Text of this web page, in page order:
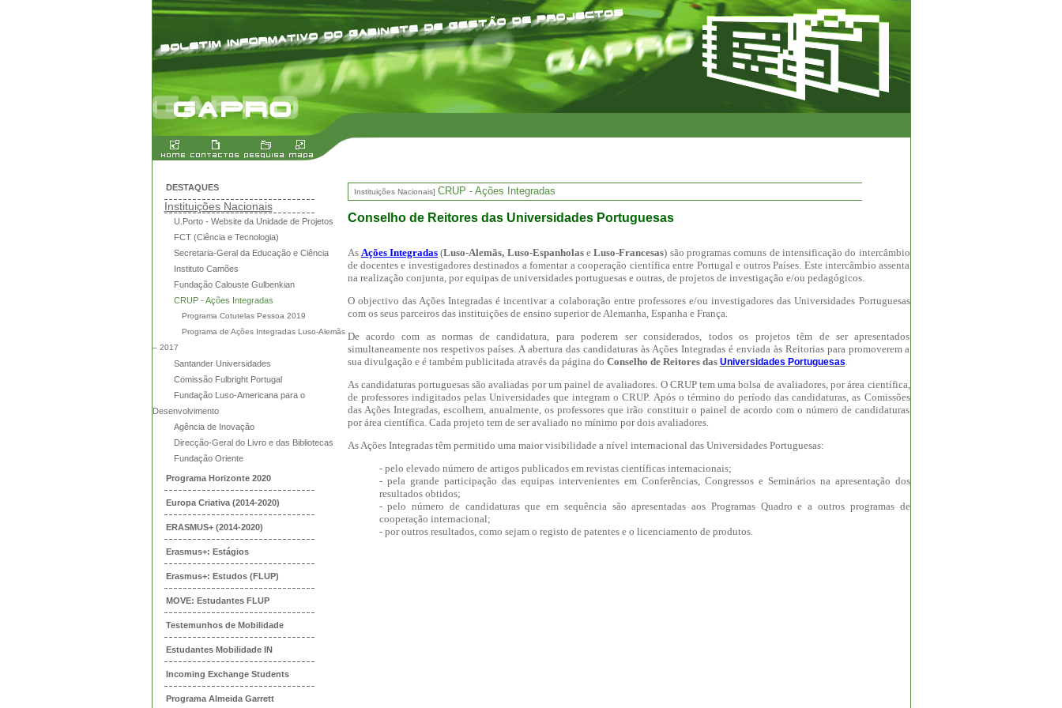
DESTAQUES
Instituições Nacionais
U.Porto - Website da Unidade de Projetos
FCT (Ciência e Tecnologia)
Secretaria-Geral da Educação e Ciência
Instituto Camões
Fundação Calouste Gulbenkian
CRUP - Ações Integradas
Programa Cotutelas Pessoa 2019
Programa de Ações Integradas Luso-Alemãs
– 2017
Santander Universidades
Comissão Fulbright Portugal
Fundação Luso-Americana para o
Desenvolvimento
Agência de Inovação
Direcção-Geral do Livro e das Bibliotecas
Fundação Oriente
Programa Horizonte 2020
Europa Criativa (2014-2020)
ERASMUS+ (2014-2020)
Erasmus+: Estágios
Erasmus+: Estudos (FLUP)
MOVE: Estudantes FLUP
Testemunhos de Mobilidade
Estudantes Mobilidade IN
Incoming Exchange Students
Programa Almeida Garrett
Instituições Nacionais] CRUP - Ações Integradas
Conselho de Reitores das Universidades Portuguesas
As Ações Integradas (Luso-Alemãs, Luso-EspanholaseLuso-Francesas) são programas comuns de intensificação do intercâmbio
de docentes e investigadores destinados a fomentar a cooperação científica entre Portugal e outros Países. Este intercâmbio assenta
na realização conjunta, por equipas de universidades portuguesas e outras, de projetos de investigação e/ou pedagógicos.
O objectivo das Ações Integradas é incentivar a colaboração entre professores e/ou investigadores das Universidades Portuguesas
com os seus parceiros das instituições de ensino superior de Alemanha, Espanha e França.
De acordo com as normas de candidatura, para poderem ser considerados, todos os projetos têm de ser apresentados
simultaneamente nos respetivos países. A abertura das candidaturas às Ações Integradas é enviada às Reitorias para promoverem a
sua divulgação e é também publicitada através da página do Conselho de Reitores das Universidades Portuguesas.
As candidaturas portuguesas são avaliadas por um painel de avaliadores. O CRUP tem uma bolsa de avaliadores, por área científica,
de professores indigitados pelas Universidades que integram o CRUP. Após o término do período das candidaturas, as Comissões
das Ações Integradas, escolhem, anualmente, os professores que irão constituir o painel de acordo com o número de candidaturas
por área científica. Cada projeto tem de ser avaliado no mínimo por dois avaliadores.
As Ações Integradas têm permitido uma maior visibilidade a nível internacional das Universidades Portuguesas:
- pelo elevado número de artigos publicados em revistas científicas internacionais;
- pela grande participação das equipas intervenientes em Conferências, Congressos e Seminários na apresentação dos
resultados obtidos;
- pelo número de candidaturas que em sequência são apresentadas aos Programas Quadro e a outros programas de
cooperação internacional;
- por outros resultados, como sejam o registo de patentes e o licenciamento de produtos.